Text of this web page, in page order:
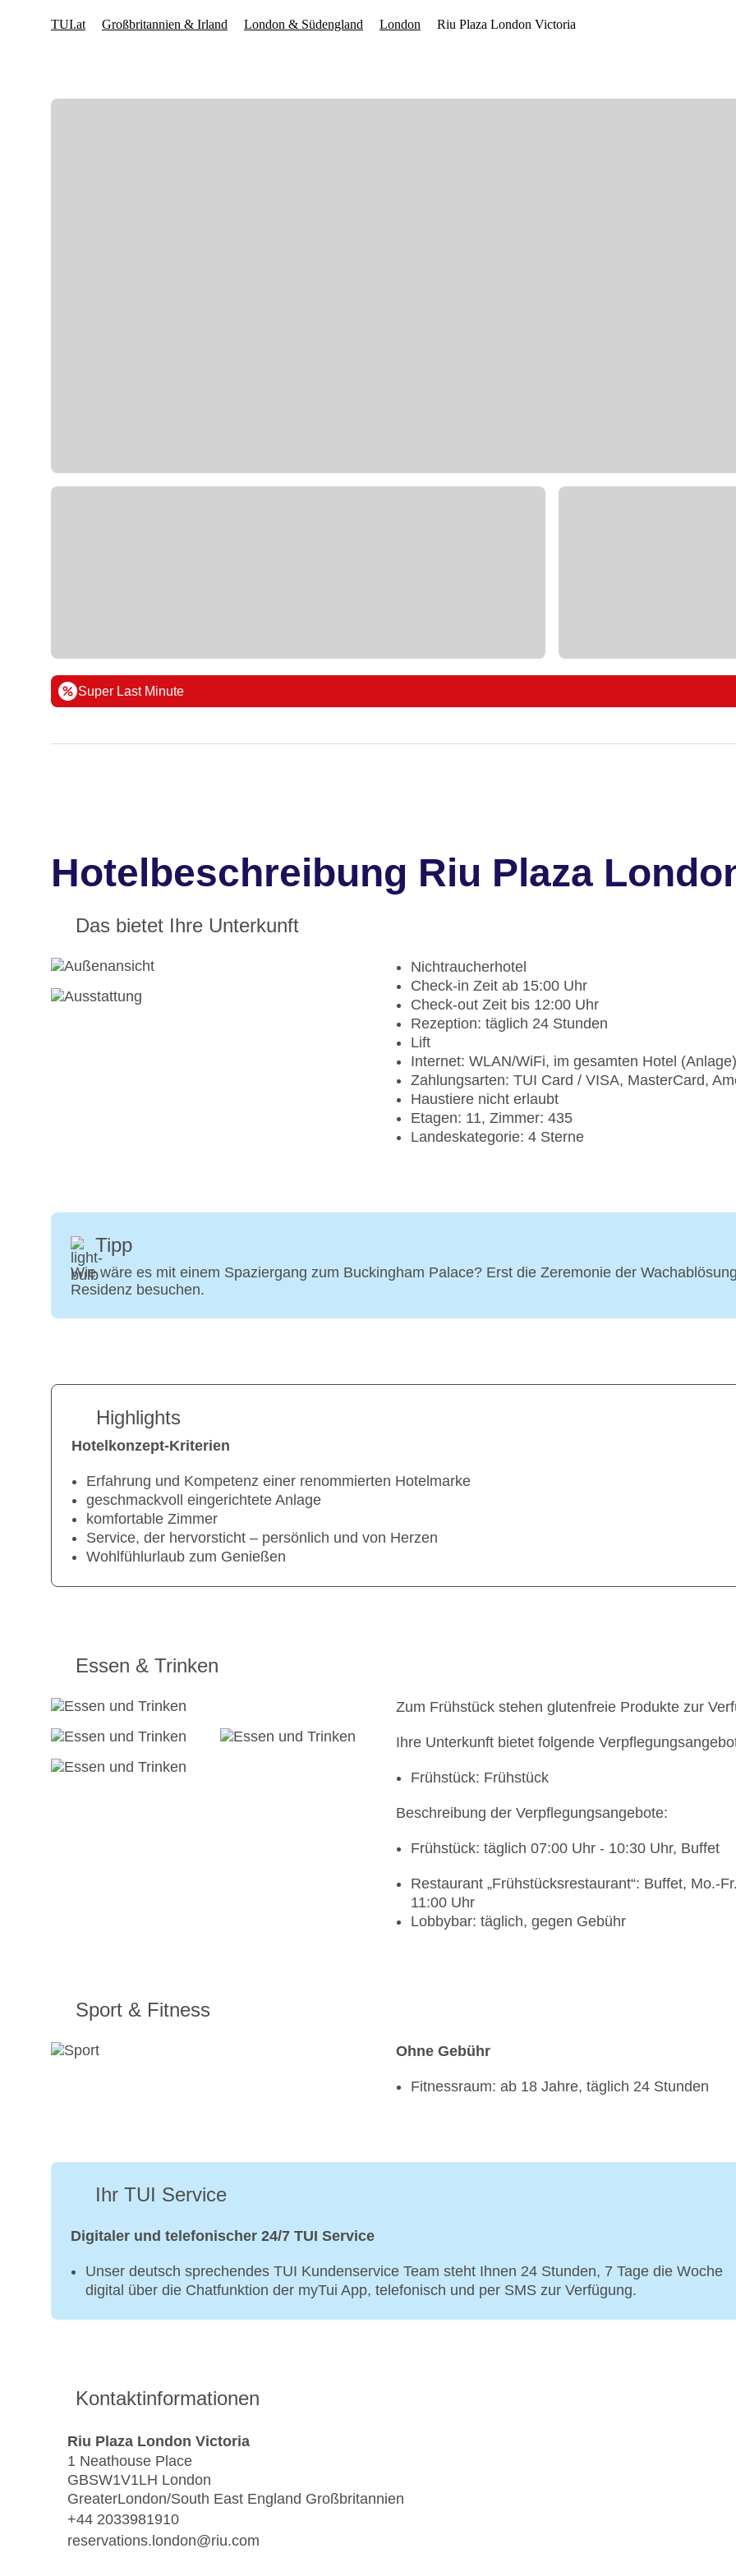
Super Last Minute
Hotelbeschreibung Riu Plaza
Das bietet Ihre Unterkunft
Nichtraucherhotel
Check-in Zeit ab 15:00 Uhr
Check-out Zeit bis 12:00 Uhr
Rezeption: täglich 24 Stunden
Lift
Internet: WLAN/WiFi, im gesamten Hotel
Zahlungsarten: TUI Card / VISA, MasterCard,
Haustiere nicht erlaubt
Etagen: 11, Zimmer: 435
Landeskategorie: 4 Sterne
Tipp
Wie wäre es mit einem Spaziergang zum Buckingham Palace? Erst die Zeremonie der
Residenz besuchen.
Highlights
Hotelkonzept-Kriterien
Erfahrung und Kompetenz einer renommierten Hotelmarke
geschmackvoll eingerichtete Anlage
komfortable Zimmer
Service, der hervorsticht – persönlich und von Herzen
Wohlfühlurlaub zum Genießen
Essen & Trinken
Zum Frühstück stehen glutenfreie Produkte zur
Ihre Unterkunft bietet folgende
Frühstück: Frühstück
Beschreibung der Verpflegungsangebote:
Frühstück: täglich 07:00 Uhr - 10:30 Uhr, Buffet
Restaurant „Frühstücksrestaurant“: Buffet, Mo.-
11:00 Uhr
Lobbybar: täglich, gegen Gebühr
Sport & Fitness
Ohne Gebühr
Fitnessraum: ab 18 Jahre, täglich 24 Stunden
Ihr TUI Service
Digitaler und telefonischer 24/7 TUI Service
Unser deutsch sprechendes TUI Kundenservice Team steht Ihnen 24 Stunden, 7 Tage die Woche
digital über die Chatfunktion der myTui App, telefonisch und per SMS zur Verfügung.
Kontaktinformationen
Riu Plaza London Victoria
1 Neathouse Place
GBSW1V1LH London
GreaterLondon/South East England Großbritannien
+44 2033981910
reservations.london@riu.com